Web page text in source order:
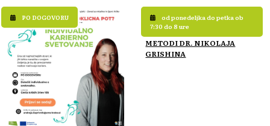
PO DOGOVORU
od ponedeljka do petka ob
7:30 do 8 ure
TELOVADBA: 1000 GIBOV PO
METODI DR. NIKOLAJA
GRISHINA